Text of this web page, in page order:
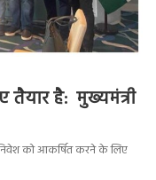
है: मुख्यमंत्री
को आकर्षित करने के लिए